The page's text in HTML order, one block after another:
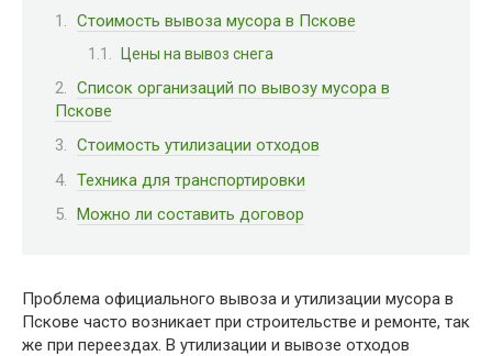
Стоимость вывоза мусора в Пскове
Цены на вывоз снега
Список организаций по вывозу мусора в
Пскове
Стоимость утилизации отходов
Техника для транспортировки
Можно ли составить договор
Проблема официального вывоза и утилизации мусора в
Пскове часто возникает при строительстве и ремонте, так
же при переездах. В утилизации и вывозе отходов